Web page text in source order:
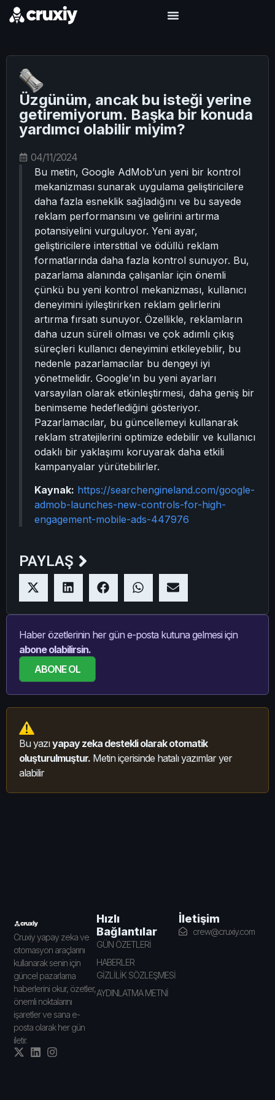
Üzgünüm, ancak bu isteği yerine
getiremiyorum. Başka bir konuda
yardımcı olabilir miyim?
04/11/2024
Bu metin, Google AdMob’un yeni bir kontrol
mekanizması sunarak uygulama geliştiricilere
daha fazla esneklik sağladığını ve bu sayede
reklam performansını ve gelirini artırma
potansiyelini vurguluyor. Yeni ayar,
geliştiricilere interstitial ve ödüllü reklam
formatlarında daha fazla kontrol sunuyor. Bu,
pazarlama alanında çalışanlar için önemli
çünkü bu yeni kontrol mekanizması, kullanıcı
deneyimini iyileştirirken reklam gelirlerini
artırma fırsatı sunuyor. Özellikle, reklamların
daha uzun süreli olması ve çok adımlı çıkış
süreçleri kullanıcı deneyimini etkileyebilir, bu
nedenle pazarlamacılar bu dengeyi iyi
yönetmelidir. Google’ın bu yeni ayarları
varsayılan olarak etkinleştirmesi, daha geniş bir
benimseme hedeflediğini gösteriyor.
Pazarlamacılar, bu güncellemeyi kullanarak
reklam stratejilerini optimize edebilir ve kullanıcı
odaklı bir yaklaşımı koruyarak daha etkili
kampanyalar yürütebilirler.
Kaynak: https://searchengineland.com/google-
admob-launches-new-controls-for-high-
engagement-mobile-ads-447976
PAYLAŞ
Haber özetlerinin her gün e-posta kutuna gelmesi için
abone olabilirsin.
ABONE OL
Bu yazıyapay zeka destekli olarak otomatik
oluşturulmuştur. Metin içerisinde hatalı yazımlar yer
alabilir
Cruxiy yapay zeka ve
otomasyon araçlarını
kullanarak senin için
güncel pazarlama
haberlerini okur, özetler,
önemli noktalarını
işaretler ve sana e-
posta olarak her gün
iletir.
Hızlı
Bağlantılar
GÜN ÖZETLERİ
HABERLER
GİZLİLİK SÖZLEŞMESİ
AYDINLATMA METNİ
İletişim
crew@cruxiy.com